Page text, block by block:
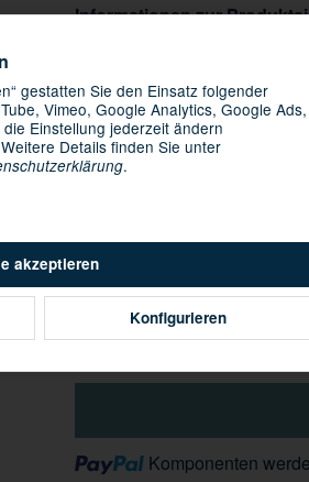
Informationen zur
Hersteller/EU
145,00 €
inkl. 19% USt. ,
Knapper Lagerbestand
09.08.2026 -
Loading...Komponenten
akzeptieren
Konfigurieren
gestatten Sie den Einsatz folgender
Vimeo, Google Analytics, Google Ads,
Einstellung jederzeit ändern
Details finden Sie unter
.